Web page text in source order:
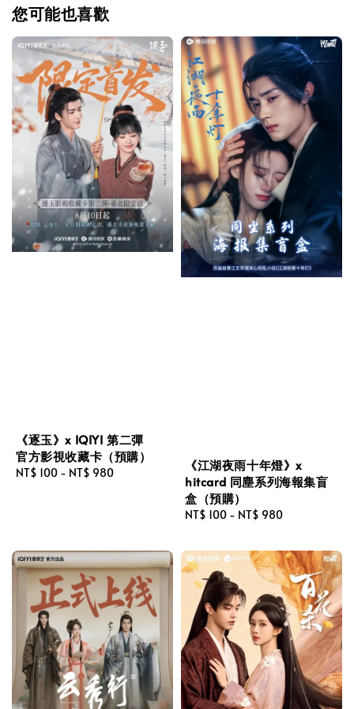
您可能也喜歡
《逐玉》x IQIYI 第二彈
官方影視收藏卡（預購）
Regular
NT$ 100 - NT$ 980
《江湖夜雨十年燈》x
hitcard 同塵系列海報集盲
盒（預購）
Regular
NT$ 100 - NT$ 980